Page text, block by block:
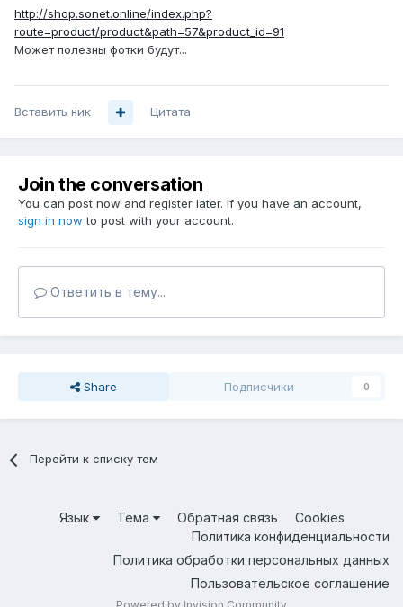
http://shop.sonet.online/index.php?
route=product/product&path=57&product_id=91
Может полезны фотки будут...
Вставить ник Цитата
Join the conversation
You can post now and register later. If you have an account,
sign in now to post with your account.
Ответить в тему...
Share Подписчики 0
Перейти к списку тем
Язык Тема Обратная связь
Cookies
Политика конфиденциальности
Политика обработки персональных данных
Пользовательское соглашение